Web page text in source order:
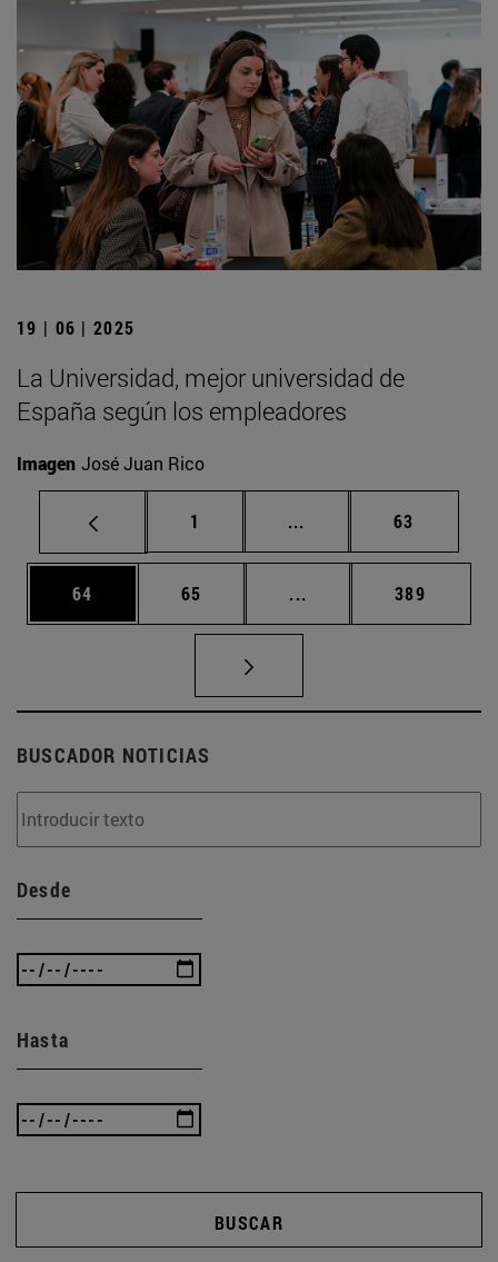
19 | 06 | 2025
La Universidad, mejor universidad de
España según los empleadores
Imagen José Juan Rico
Página
1 ... Páginas intermedias
Página
63
Página
64 Página
65 ... Páginas intermedias
Página
389
BUSCADOR NOTICIAS
Desde
Hasta
BUSCAR